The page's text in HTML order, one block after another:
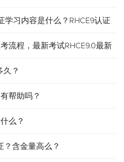
学习内容是什么？RHCE9认证
流程，最新考试RHCE9.0最新
久？
帮助吗？
么？
？含金量高么？